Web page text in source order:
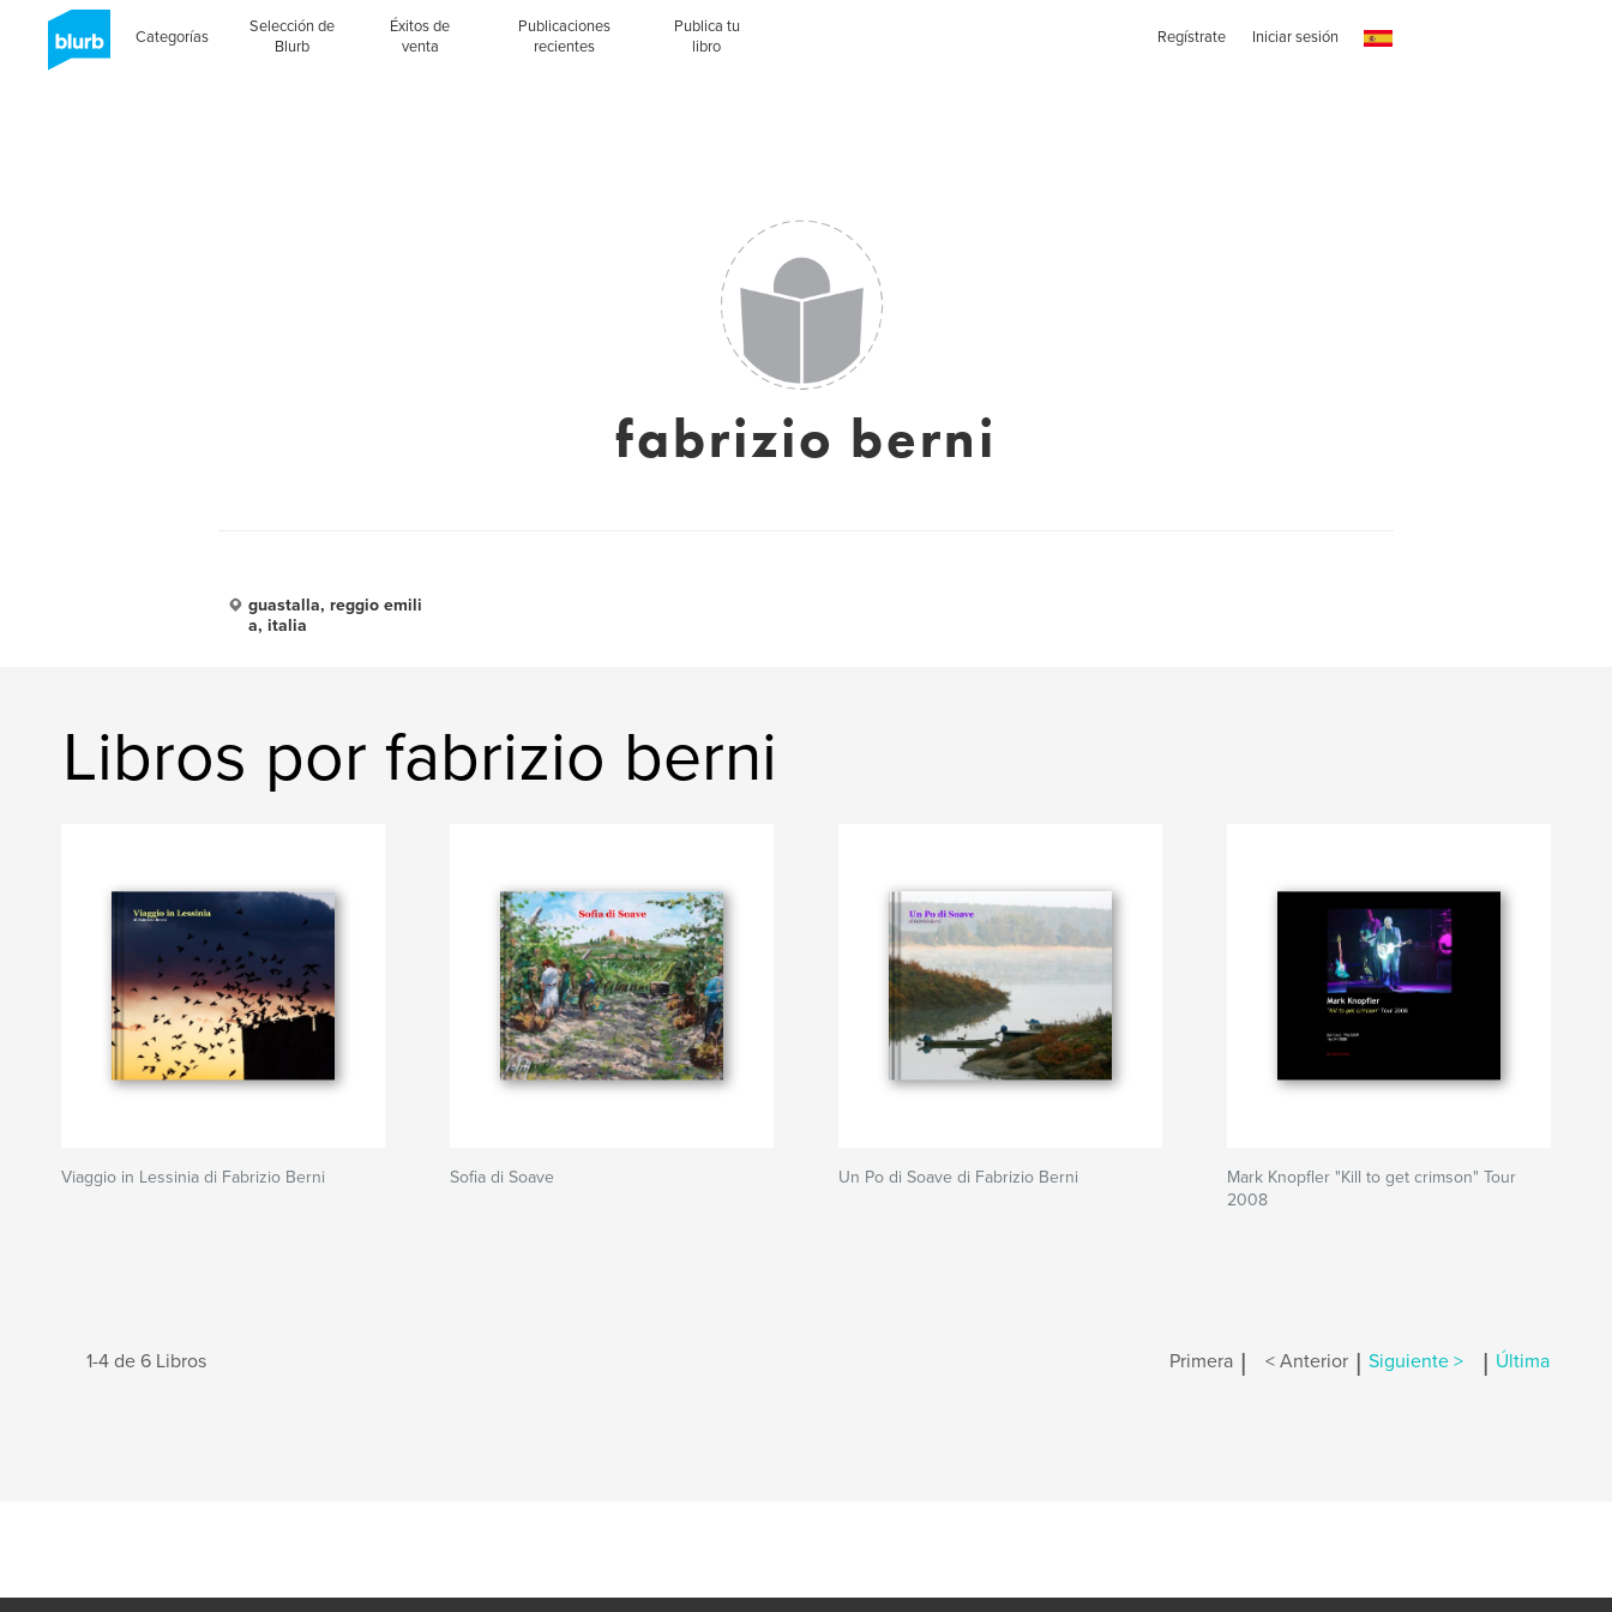
Categorías
Selección de
Blurb
Éxitos de
venta
Publicaciones
recientes
Publica tu
libro
Regístrate Iniciar sesión
fabrizio berni
guastalla, reggio emili
a, italia
Libros por fabrizio berni
Viaggio in Lessinia di Fabrizio Berni Sofia di Soave Un Po di Soave di Fabrizio Berni
Mark Knopfler "Kill to get crimson" Tour
2008
1-4 de 6 Libros Primera | < Anterior | Siguiente > | Última